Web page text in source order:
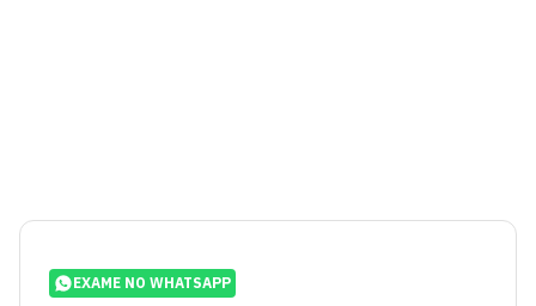
EXAME NO WHATSAPP